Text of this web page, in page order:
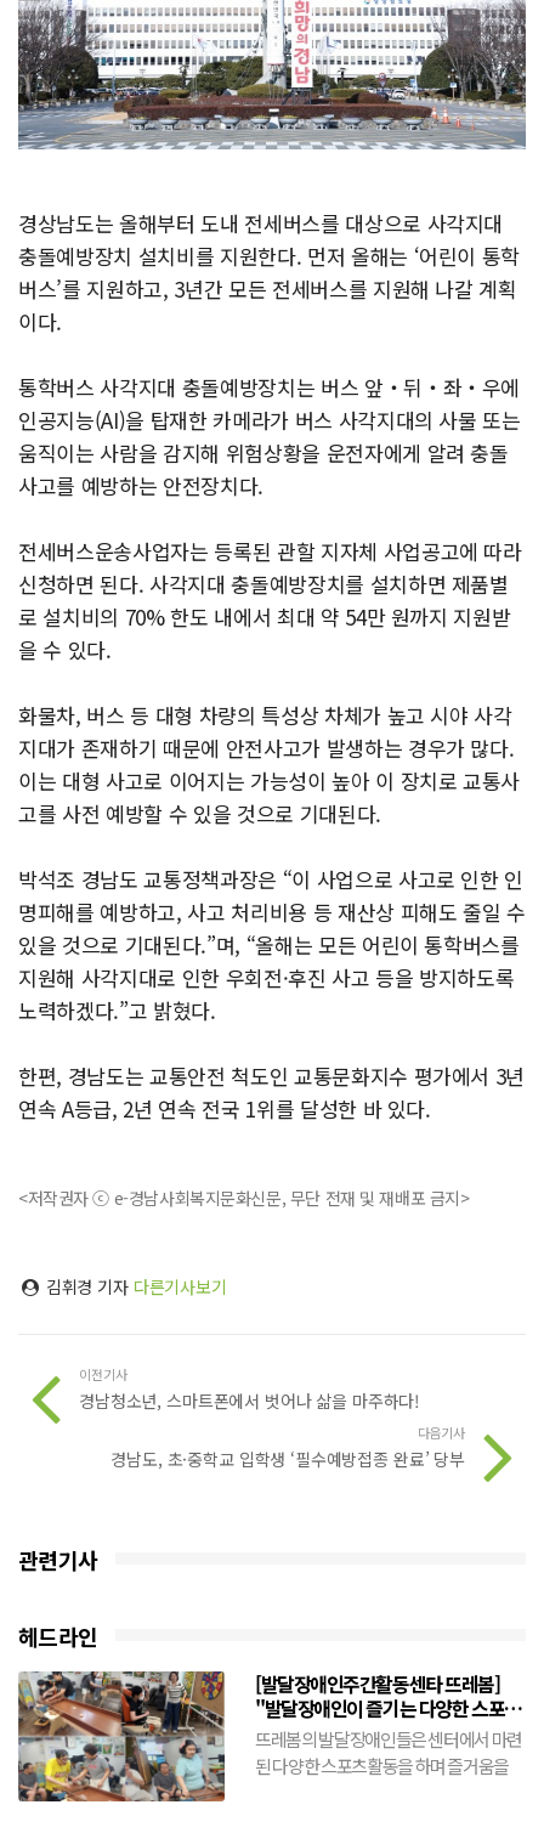
경상남도는 올해부터 도내 전세버스를 대상으로 사각지대
충돌예방장치 설치비를 지원한다. 먼저 올해는 ‘어린이 통학
버스’를 지원하고, 3년간 모든 전세버스를 지원해 나갈 계획
이다.
통학버스 사각지대 충돌예방장치는 버스 앞‧뒤‧좌‧우에
인공지능(AI)을 탑재한 카메라가 버스 사각지대의 사물 또는
움직이는 사람을 감지해 위험상황을 운전자에게 알려 충돌
사고를 예방하는 안전장치다.
전세버스운송사업자는 등록된 관할 지자체 사업공고에 따라
신청하면 된다. 사각지대 충돌예방장치를 설치하면 제품별
로 설치비의 70% 한도 내에서 최대 약 54만 원까지 지원받
을 수 있다.
화물차, 버스 등 대형 차량의 특성상 차체가 높고 시야 사각
지대가 존재하기 때문에 안전사고가 발생하는 경우가 많다.
이는 대형 사고로 이어지는 가능성이 높아 이 장치로 교통사
고를 사전 예방할 수 있을 것으로 기대된다.
박석조 경남도 교통정책과장은 “이 사업으로 사고로 인한 인
명피해를 예방하고, 사고 처리비용 등 재산상 피해도 줄일 수
있을 것으로 기대된다.”며, “올해는 모든 어린이 통학버스를
지원해 사각지대로 인한 우회전·후진 사고 등을 방지하도록
노력하겠다.”고 밝혔다.
한편, 경남도는 교통안전 척도인 교통문화지수 평가에서 3년
연속 A등급, 2년 연속 전국 1위를 달성한 바 있다.
<저작권자 ⓒ e-경남사회복지문화신문, 무단 전재 및 재배포 금지>
김휘경 기자 다른기사보기
이전기사
경남청소년, 스마트폰에서 벗어나 삶을 마주하다!
다음기사
경남도, 초·중학교 입학생 ‘필수예방접종 완료’ 당부
관련기사
헤드라인
[발달장애인주간활동센타 뜨레봄]
"발달장애인이 즐기는 다양한 스포츠
활동"(8월5일)
뜨레봄의 발달장애인들은 센터에서 마련
된 다양한 스포츠활동을 하며 즐거움을